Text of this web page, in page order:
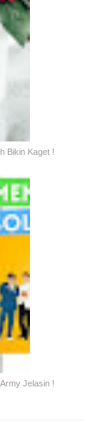
Bikin Kaget !
Jelasin !